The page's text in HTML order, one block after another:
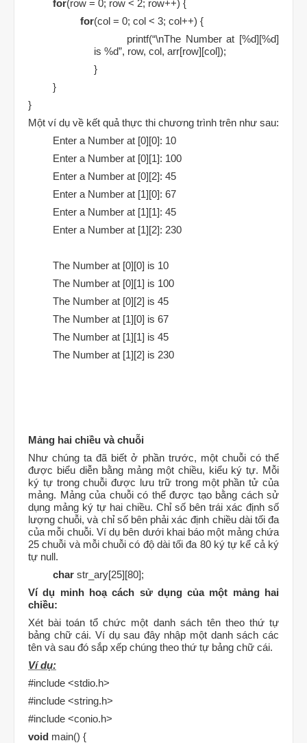
for(row = 0; row < 2; row++) {
for(col = 0; col < 3; col++) {
printf(“\nThe Number at [%d][%d]
is %d”, row, col, arr[row][col]);
}
}
}
Một ví dụ về kết quả thực thi chương trình trên như sau:
Enter a Number at [0][0]: 10
Enter a Number at [0][1]: 100
Enter a Number at [0][2]: 45
Enter a Number at [1][0]: 67
Enter a Number at [1][1]: 45
Enter a Number at [1][2]: 230
The Number at [0][0] is 10
The Number at [0][1] is 100
The Number at [0][2] is 45
The Number at [1][0] is 67
The Number at [1][1] is 45
The Number at [1][2] is 230
Mảng hai chiều và chuỗi
Như chúng ta đã biết ở phần trước, một chuỗi có thể
được biểu diễn bằng mảng một chiều, kiểu ký tự. Mỗi
ký tự trong chuỗi được lưu trữ trong một phần tử của
mảng. Mảng của chuỗi có thể được tạo bằng cách sử
dụng mảng ký tự hai chiều. Chỉ số bên trái xác định số
lượng chuỗi, và chỉ số bên phải xác định chiều dài tối đa
của mỗi chuỗi. Ví dụ bên dưới khai báo một mảng chứa
25 chuỗi và mỗi chuỗi có độ dài tối đa 80 ký tự kể cả ký
tự null.
char str_ary[25][80];
Ví dụ minh hoạ cách sử dụng của một mảng hai
chiều:
Xét bài toán tổ chức một danh sách tên theo thứ tự
bảng chữ cái. Ví dụ sau đây nhập một danh sách các
tên và sau đó sắp xếp chúng theo thứ tự bảng chữ cái.
Ví dụ:
#include <stdio.h>
#include <string.h>
#include <conio.h>
void main() {